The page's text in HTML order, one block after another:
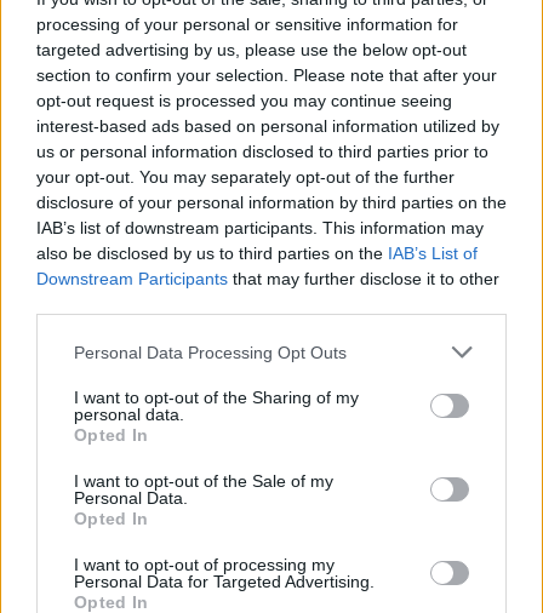
processing of your personal or sensitive information for
targeted advertising by us, please use the below opt-out
section to confirm your selection. Please note that after your
opt-out request is processed you may continue seeing
interest-based ads based on personal information utilized by
us or personal information disclosed to third parties prior to
your opt-out. You may separately opt-out of the further
disclosure of your personal information by third parties on the
IAB’s list of downstream participants. This information may
also be disclosed by us to third parties on the IAB’s List of
Downstream Participants that may further disclose it to other
Personal Data Processing Opt Outs
I want to opt-out of the Sharing of my
personal data.
Opted In
I want to opt-out of the Sale of my
Personal Data.
Opted In
I want to opt-out of processing my
Personal Data for Targeted Advertising.
Opted In
Okupantai rusai didina humanitarinę krizę okupuotose
teritorijose
Žinios | Pasaulis
00:00:34
Ukrainos oro gynybos pajėgos sunaikino visas 13
paleistų raketų – taikytasi į karinį aerodromą
Žinios Pasaulis
Kadrai iš specialiosios operacijos: Ukrainos
ginkluotosios pajėgos išgelbėjo skęstančius užpuolikus
kelis atkovotus kaimus